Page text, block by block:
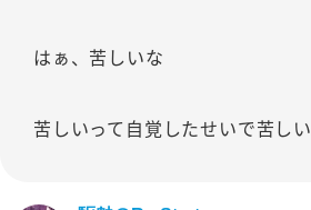
はぁ、苦しいな
苦しいって自覚したせいで苦しい